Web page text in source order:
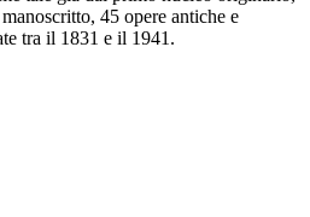
45 opere antiche e
tra il 1831 e il 1941.